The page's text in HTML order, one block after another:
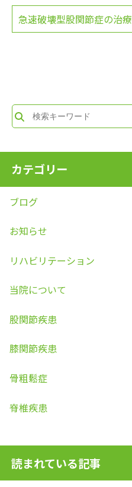
急速破壊型股関節症の治療
カテゴリー
ブログ
お知らせ
リハビリテーション
当院について
股関節疾患
膝関節疾患
骨粗鬆症
脊椎疾患
読まれている記事